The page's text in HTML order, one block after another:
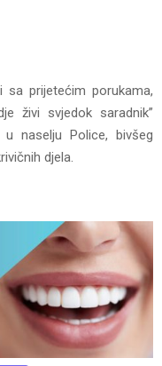
sa prijetećim porukama,
živi svjedok saradnik”
naselju Police, bivšeg
djela.